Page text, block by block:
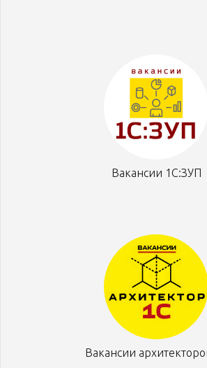
Вакансии 1С:ЗУП
Вакансии